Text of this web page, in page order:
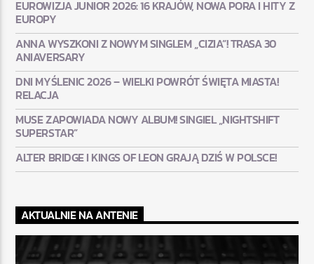
EUROWIZJA JUNIOR 2026: 16 KRAJÓW, NOWA PORA I HITY Z
EUROPY
ANNA WYSZKONI Z NOWYM SINGLEM „CIZIA”! TRASA 30
ANIAVERSARY
DNI MYŚLENIC 2026 – WIELKI POWRÓT ŚWIĘTA MIASTA!
RELACJA
MUSE ZAPOWIADA NOWY ALBUM! SINGIEL „NIGHTSHIFT
SUPERSTAR”
ALTER BRIDGE I KINGS OF LEON GRAJĄ DZIŚ W POLSCE!
AKTUALNIE NA ANTENIE